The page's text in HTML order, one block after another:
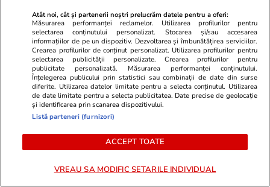
Muzică și Filme 01 aug.
Clint Eastwood, critic dur la adresa
Hollywood-ului modern: „Trăim într-o
generație de lingușitori”
Citește mai multe
TRENDING
Știri România
Atât noi, cât și partenerii noștri prelucrăm datele pentru a oferi:
Măsurarea performanței reclamelor. Utilizarea profilurilor pentru
selectarea conținutului personalizat. Stocarea și/sau accesarea
informațiilor de pe un dispozitiv. Dezvoltarea și îmbunătățirea serviciilor.
Crearea profilurilor de conținut personalizat. Utilizarea profilurilor pentru
selectarea publicității personalizate. Crearea profilurilor pentru
publicitate personalizată. Măsurarea performanței conținutului.
Înțelegerea publicului prin statistici sau combinații de date din surse
diferite. Utilizarea datelor limitate pentru a selecta conținutul. Utilizarea
de date limitate pentru a selecta publicitatea. Date precise de geolocație
și identificarea prin scanarea dispozitivului.
Listă parteneri (furnizori)
ACCEPT TOATE
VREAU SA MODIFIC SETARILE INDIVIDUAL